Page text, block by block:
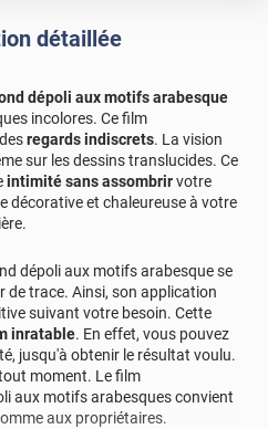
du film facile et rendu
on garde la luminosité tout
????
parfaitement à la
détaillée
dépoli aux motifs arabesque
incolores. Ce film
regards indiscrets. La vision
sur les dessins translucides. Ce
intimité sans assombrirvotre
décorative et chaleureuse à votre
dépoli aux motifs arabesque se
de trace. Ainsi, son application
suivant votre besoin. Cette
inratable. En effet, vous pouvez
jusqu'à obtenir le résultat voulu.
moment. Le film
aux motifs arabesques convient
aux propriétaires.